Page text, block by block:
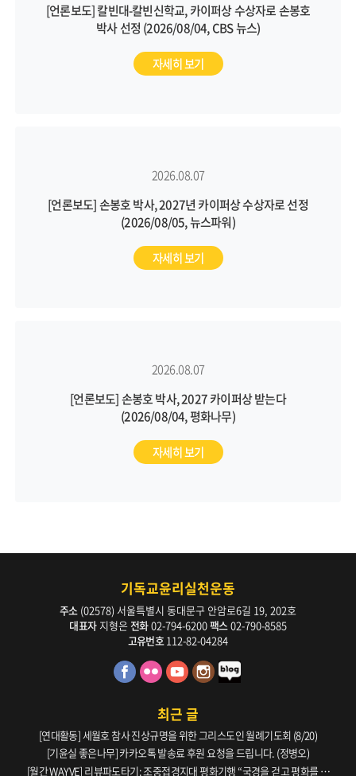
[언론보도] 칼빈대-칼빈신학교, 카이퍼상 수상자로 손봉호
박사 선정 (2026/08/04, CBS 뉴스)
자세히 보기
2026.08.07
[언론보도] 손봉호 박사, 2027년 카이퍼상 수상자로 선정
(2026/08/05, 뉴스파워)
자세히 보기
2026.08.07
[언론보도] 손봉호 박사, 2027 카이퍼상 받는다
(2026/08/04, 평화나무)
자세히 보기
기독교윤리실천운동
주소 (02578) 서울특별시 동대문구 안암로6길 19, 202호
대표자지형은 전화02-794-6200팩스 02-790-8585
고유번호 112-82-04284
최근 글
[연대활동] 세월호 참사 진상규명을 위한 그리스도인 월례기도회 (8/20)
[기윤실 좋은나무] 카카오톡 발송료 후원 요청을 드립니다. (정병오)
[월간 WAYVE] 리뷰파도타기: 조중접경지대 평화기행 “국경을 걷고 평화를 생